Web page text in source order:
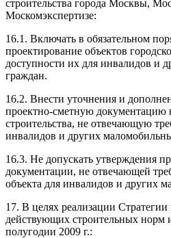
строительства города Москвы,
Москомэкспертизе:
16.1. Включать в обязательном
проектирование объектов
доступности их для инвалидов и
граждан.
16.2. Внести уточнения и
проектно-сметную документацию
строительства, не отвечающую
инвалидов и других
16.3. Не допускать утверждения
документации, не отвечающей
объекта для инвалидов и других
17. В целях реализации
действующих строительных норм
полугодии 2009 г.: